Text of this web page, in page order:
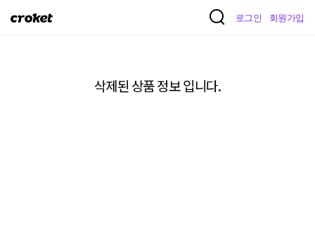
크
로그인 회원가입
삭제된 상품 정보 입니다.